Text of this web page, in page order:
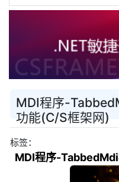
MDI程序-
功能(C/S框架网)
标签：
MDI程序-